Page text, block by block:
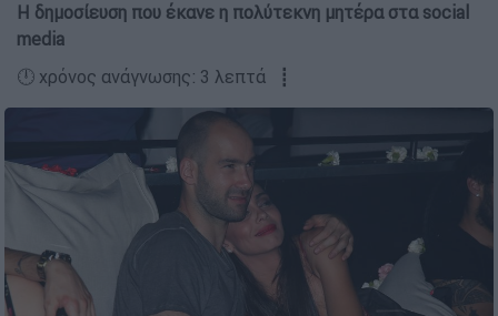
Η δημοσίευση που έκανε η πολύτεκνη μητέρα στα social
media
🕛 χρόνος ανάγνωσης: 3 λεπτά ┋